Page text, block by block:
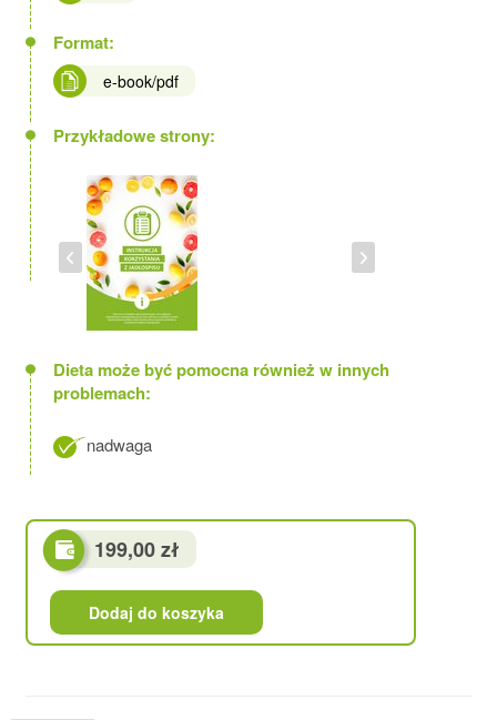
Format:
e-book/pdf
Przykładowe strony:
Dieta może być pomocna również w innych
problemach:
nadwaga
199,00 zł
Dodaj do koszyka